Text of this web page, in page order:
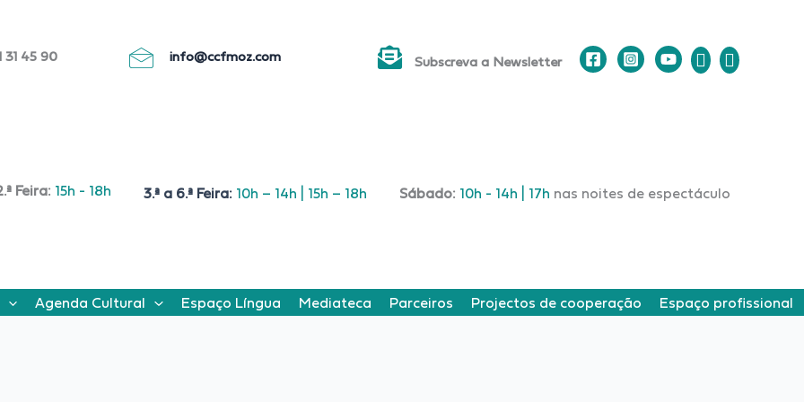
31 45 90 info@ccfmoz.com Subscreva a Newsletter
Feira: 15h - 18h 3.ª a 6.ª Feira: 10h – 14h | 15h – 18h Sábado: 10h - 14h | 17h nas noites de espectáculo
Agenda Cultural Espaço Língua Mediateca Parceiros Projectos de cooperação Espaço profissional